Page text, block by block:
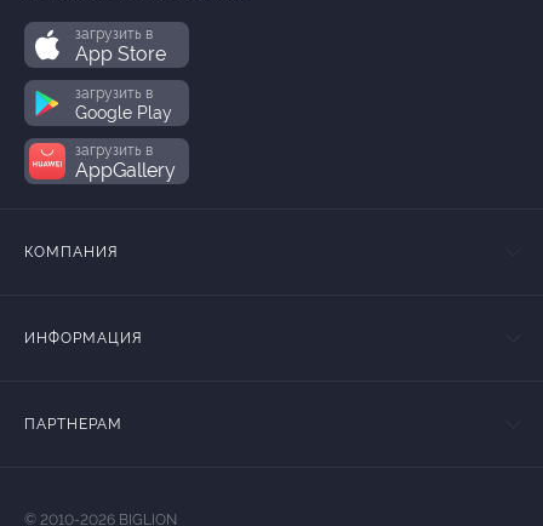
загрузить в
App Store
загрузить в
Google Play
загрузить в
AppGallery
КОМПАНИЯ
ИНФОРМАЦИЯ
ПАРТНЕРАМ
© 2010-2026 BIGLION